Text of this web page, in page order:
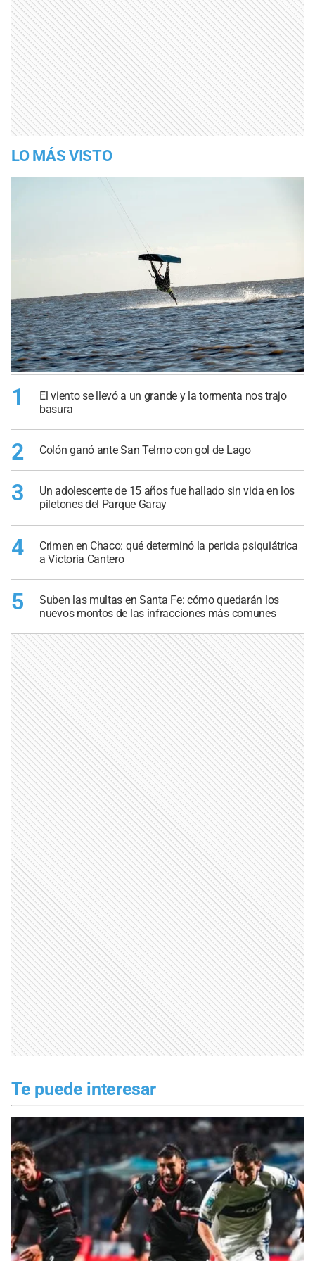
LO MÁS VISTO
1
El viento se llevó a un grande y la tormenta nos trajo
basura
2 Colón ganó ante San Telmo con gol de Lago
3
Un adolescente de 15 años fue hallado sin vida en los
piletones del Parque Garay
4
Crimen en Chaco: qué determinó la pericia psiquiátrica
a Victoria Cantero
5
Suben las multas en Santa Fe: cómo quedarán los
nuevos montos de las infracciones más comunes
Te puede interesar